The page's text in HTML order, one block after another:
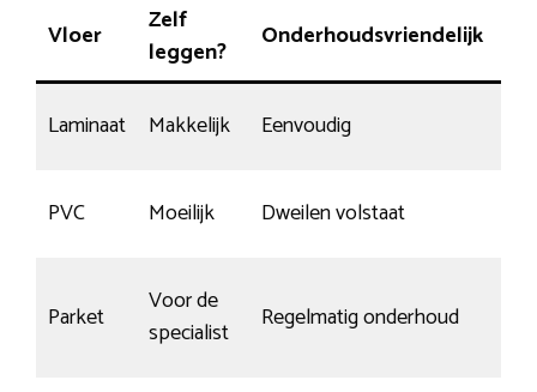
Vloer
Zelf
leggen?
Onderhoudsvriendelijk
Laminaat Makkelijk Eenvoudig
PVC Moeilijk Dweilen volstaat
Parket
Voor de
specialist
Regelmatig onderhoud